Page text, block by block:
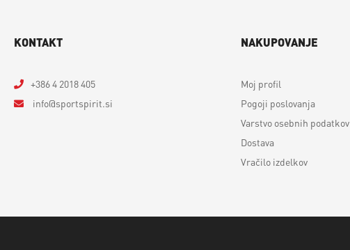
KONTAKT
+386 4 2018 405
info
sportspirit.si
NAKUPOVANJE
Moj profil
Pogoji poslovanja
Varstvo osebnih podatkov
Dostava
Vračilo izdelkov